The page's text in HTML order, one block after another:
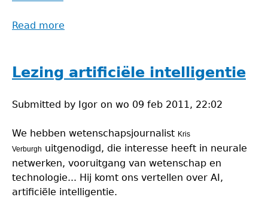
Read more
Lezing artificiële intelligentie
Submitted by Igor on wo 09 feb 2011, 22:02
We hebben wetenschapsjournalist Kris
Verburgh uitgenodigd, die interesse heeft in neurale
netwerken, vooruitgang van wetenschap en
technologie... Hij komt ons vertellen over AI,
artificiële intelligentie.